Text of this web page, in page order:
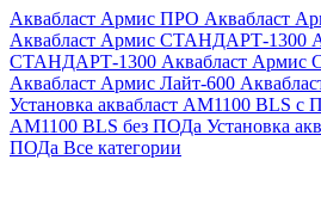
Аквабласт Армис ПРО Аквабласт
Аквабласт Армис СТАНДАРТ-1300
СТАНДАРТ-1300 Аквабласт
Аквабласт Армис Лайт-600
Установка аквабласт AM1100 BLS с
AM1100 BLS без ПОДа Установка
ПОДа Все категории